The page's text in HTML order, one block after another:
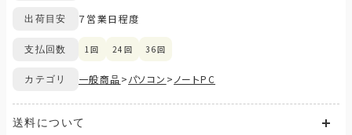
出荷目安 ７営業日程度
支払回数 1回 24回 36回
カテゴリ 一般商品>パソコン > ノートPC
送料について